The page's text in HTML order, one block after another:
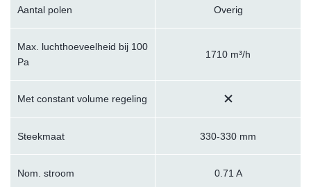
Aantal polen Overig
Max. luchthoeveelheid bij 100
Pa
1710 m³/h
Met constant volume regeling
Steekmaat 330-330 mm
Nom. stroom 0.71 A